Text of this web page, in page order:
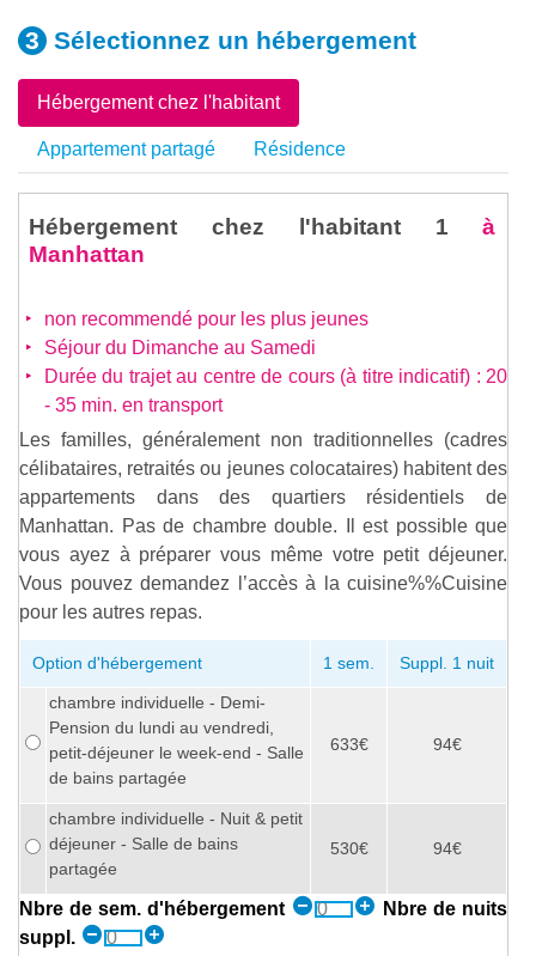
Sélectionnez un hébergement
Hébergement chez l'habitant
Appartement partagé Résidence
Hébergement chez l'habitant 1 à
Manhattan
non recommendé pour les plus jeunes
Séjour du Dimanche au Samedi
Durée du trajet au centre de cours (à titre indicatif) : 20
- 35 min. en transport
Les familles, généralement non traditionnelles (cadres
célibataires, retraités ou jeunes colocataires) habitent des
appartements dans des quartiers résidentiels de
Manhattan. Pas de chambre double. Il est possible que
vous ayez à préparer vous même votre petit déjeuner.
Vous pouvez demandez l’accès à la cuisine%%Cuisine
pour les autres repas.
Option d'hébergement 1 sem. Suppl. 1 nuit
chambre individuelle - Demi-
Pension du lundi au vendredi,
petit-déjeuner le week-end - Salle
de bains partagée
633€ 94€
chambre individuelle - Nuit & petit
déjeuner - Salle de bains
partagée
530€ 94€
Nbre de sem. d'hébergement
Nbre de nuits
suppl.